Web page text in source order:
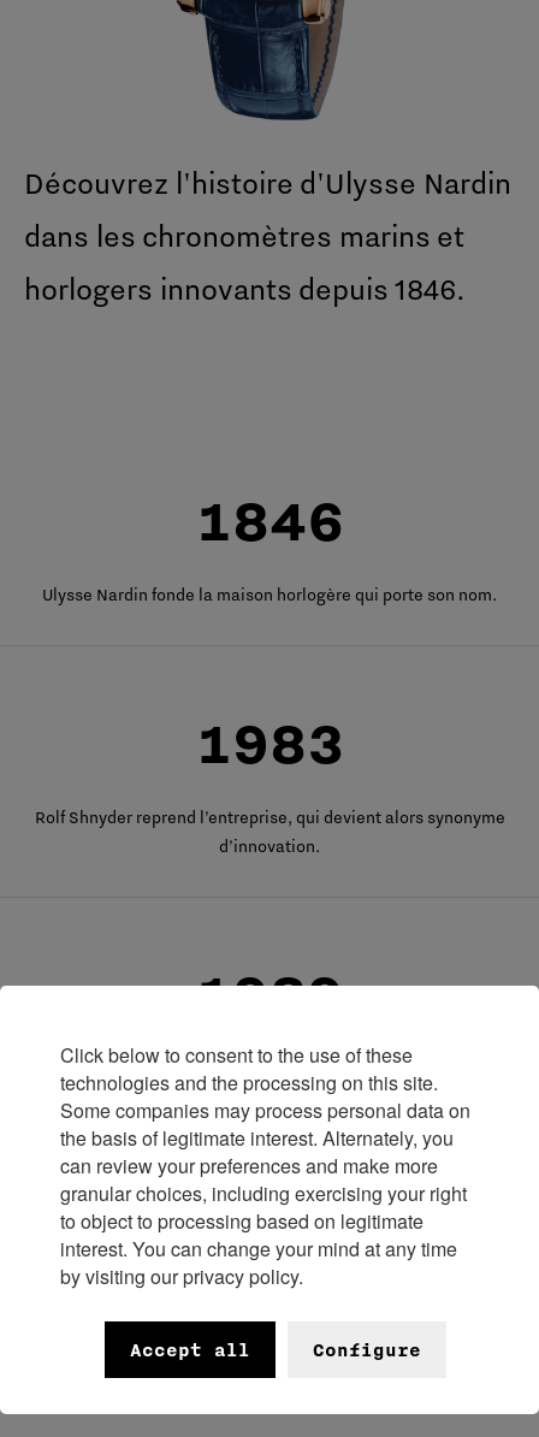
Découvrez l'histoire d'Ulysse Nardin
dans les chronomètres marins et
horlogers innovants depuis 1846.
1846
Ulysse Nardin fonde la maison horlogère qui porte son nom.
1983
Rolf Shnyder reprend l’entreprise, qui devient alors synonyme
d’innovation.
1989
La marque fait renaître la tradition des montres à jaquemarts,
avec la San Marco.
2014
Ulysse Nardin entre dans le portefeuille de Kering.
Click below to consent to the use of these
technologies and the processing on this site.
Some companies may process personal data on
the basis of legitimate interest. Alternately, you
can review your preferences and make more
granular choices, including exercising your right
to object to processing based on legitimate
interest. You can change your mind at any time
by visiting our privacy policy.
Accept all Configure